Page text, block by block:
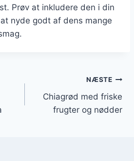
Prøv at inkludere den i din
nyde godt af dens mange
NÆSTE
Chiagrød med friske
frugter og nødder